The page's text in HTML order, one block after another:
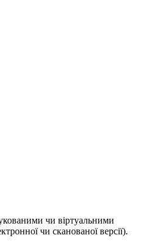
чи віртуальними
чи сканованої версії).